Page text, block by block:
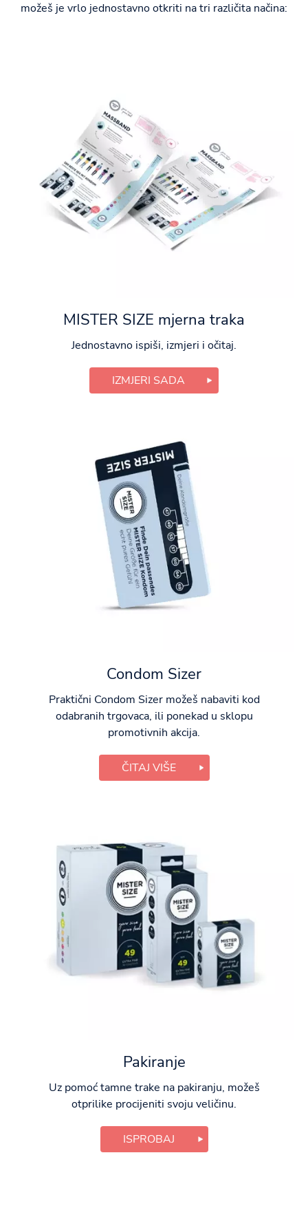
možeš je vrlo jednostavno otkriti na tri različita načina:
MISTER SIZE mjerna traka
Jednostavno ispiši, izmjeri i očitaj.
IZMJERI SADA
Condom Sizer
Praktični Condom Sizer možeš nabaviti kod
odabranih trgovaca, ili ponekad u sklopu
promotivnih akcija.
ČITAJ VIŠE
Pakiranje
Uz pomoć tamne trake na pakiranju, možeš
otprilike procijeniti svoju veličinu.
ISPROBAJ